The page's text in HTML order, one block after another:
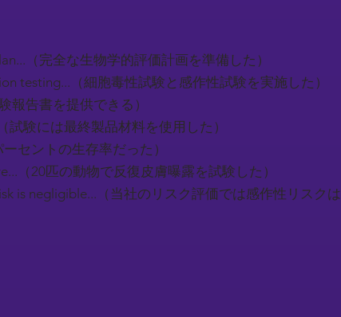
（完全な生物学的評価計画を準備した）
testing...（細胞毒性試験と感作性試験を実施した）
報告書を提供できる）
試験には最終製品材料を使用した）
セントの生存率だった）
（20匹の動物で反復皮膚曝露を試験した）
is negligible...（当社のリスク評価では感作性リスクは